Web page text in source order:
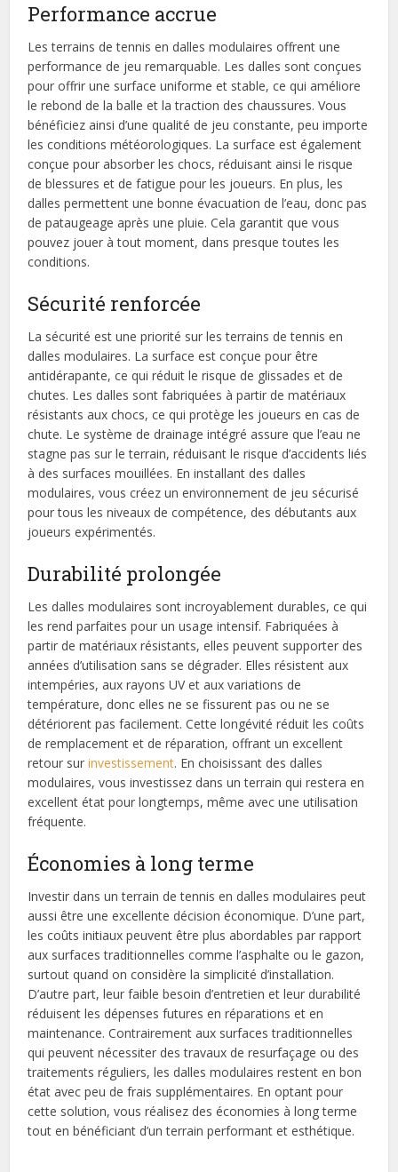
Performance accrue
Les terrains de tennis en dalles modulaires offrent une
performance de jeu remarquable. Les dalles sont conçues
pour offrir une surface uniforme et stable, ce qui améliore
le rebond de la balle et la traction des chaussures. Vous
bénéficiez ainsi d’une qualité de jeu constante, peu importe
les conditions météorologiques. La surface est également
conçue pour absorber les chocs, réduisant ainsi le risque
de blessures et de fatigue pour les joueurs. En plus, les
dalles permettent une bonne évacuation de l’eau, donc pas
de pataugeage après une pluie. Cela garantit que vous
pouvez jouer à tout moment, dans presque toutes les
conditions.
Sécurité renforcée
La sécurité est une priorité sur les terrains de tennis en
dalles modulaires. La surface est conçue pour être
antidérapante, ce qui réduit le risque de glissades et de
chutes. Les dalles sont fabriquées à partir de matériaux
résistants aux chocs, ce qui protège les joueurs en cas de
chute. Le système de drainage intégré assure que l’eau ne
stagne pas sur le terrain, réduisant le risque d’accidents liés
à des surfaces mouillées. En installant des dalles
modulaires, vous créez un environnement de jeu sécurisé
pour tous les niveaux de compétence, des débutants aux
joueurs expérimentés.
Durabilité prolongée
Les dalles modulaires sont incroyablement durables, ce qui
les rend parfaites pour un usage intensif. Fabriquées à
partir de matériaux résistants, elles peuvent supporter des
années d’utilisation sans se dégrader. Elles résistent aux
intempéries, aux rayons UV et aux variations de
température, donc elles ne se fissurent pas ou ne se
détériorent pas facilement. Cette longévité réduit les coûts
de remplacement et de réparation, offrant un excellent
retour surinvestissement. En choisissant des dalles
modulaires, vous investissez dans un terrain qui restera en
excellent état pour longtemps, même avec une utilisation
fréquente.
Économies à long terme
Investir dans un terrain de tennis en dalles modulaires peut
aussi être une excellente décision économique. D’une part,
les coûts initiaux peuvent être plus abordables par rapport
aux surfaces traditionnelles comme l’asphalte ou le gazon,
surtout quand on considère la simplicité d’installation.
D’autre part, leur faible besoin d’entretien et leur durabilité
réduisent les dépenses futures en réparations et en
maintenance. Contrairement aux surfaces traditionnelles
qui peuvent nécessiter des travaux de resurfaçage ou des
traitements réguliers, les dalles modulaires restent en bon
état avec peu de frais supplémentaires. En optant pour
cette solution, vous réalisez des économies à long terme
tout en bénéficiant d’un terrain performant et esthétique.